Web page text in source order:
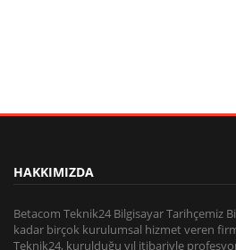
HAKKIMIZDA
Betacom Teknik24 Bilgisayar Tarihçemiz
kadar birçok kurulumsal hizmet veren
Teknik24, kurulduğu yıl itibariyle